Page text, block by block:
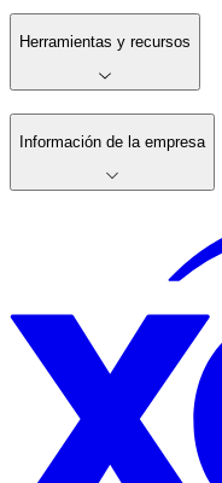
Herramientas y recursos
Información de la empresa